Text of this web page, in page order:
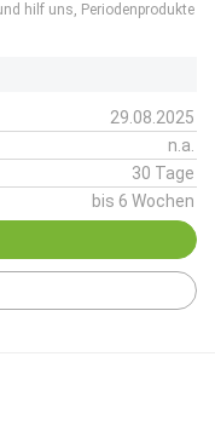
hilf uns, Periodenprodukte
29.08.2025
n.a.
30 Tage
bis 6 Wochen